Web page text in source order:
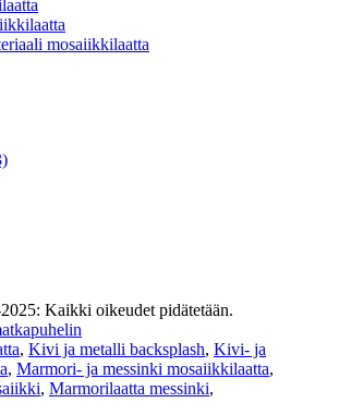
mosaiikkilaatta
Kaikki oikeudet pidätetään.
, Kivi ja metalli backsplash, Kivi- ja
, Marmori- ja messinki mosaiikkilaatta,
, Marmorilaatta messinki,